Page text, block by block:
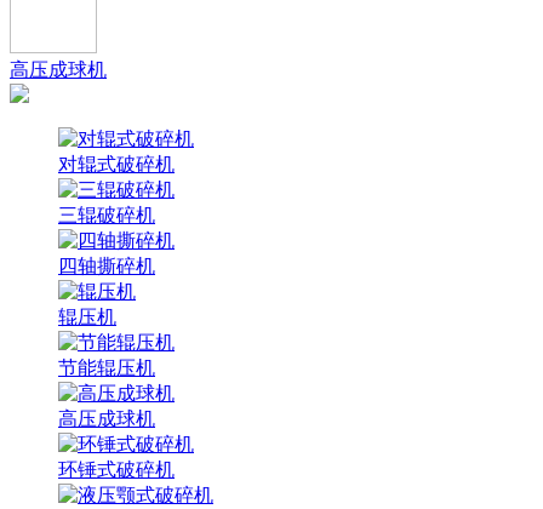
高压成球机
对辊式破碎机
三辊破碎机
四轴撕碎机
辊压机
节能辊压机
高压成球机
环锤式破碎机